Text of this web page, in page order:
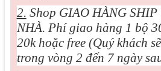
2. Shop GIAO HÀNG SHIP
NHÀ. Phí giao hàng 1 bộ
20k hoặc free (Quý khách
trong vòng 2 đến 7 ngày